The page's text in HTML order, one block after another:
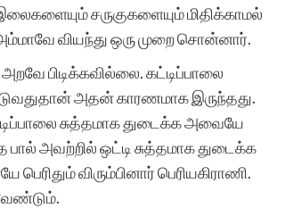
சருகுகளையும் மிதிக்காமல்
வியந்து ஒரு முறை சொன்னார்.
பிடிக்கவில்லை. கட்டிப்பாலை
அதன் காரணமாக இருந்தது.
சுத்தமாக துடைக்க அவையே
அவற்றில் ஒட்டி சுத்தமாக துடைக்க
விரும்பினார் பெரியகிராணி.